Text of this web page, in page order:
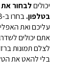
יכולים לבחור
בטלפון.
עליכם ואת
לצלם תמונות
בלי להאט את